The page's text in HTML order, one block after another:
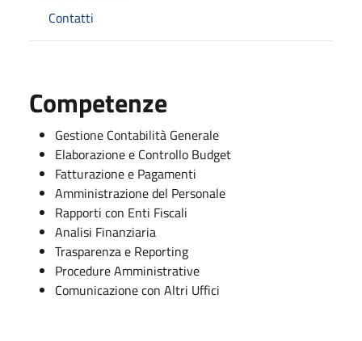
Contatti
Competenze
Gestione Contabilità Generale
Elaborazione e Controllo Budget
Fatturazione e Pagamenti
Amministrazione del Personale
Rapporti con Enti Fiscali
Analisi Finanziaria
Trasparenza e Reporting
Procedure Amministrative
Comunicazione con Altri Uffici